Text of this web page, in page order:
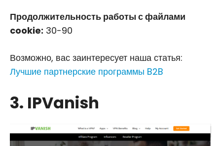
Продолжительность работы с файлами
cookie: 30-90
Возможно, вас заинтересует наша статья:
Лучшие партнерские программы B2B
3. IPVanish